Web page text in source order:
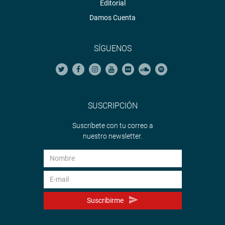
Editorial
Damos Cuenta
SÍGUENOS
SUSCRIPCIÓN
Suscríbete con tu correo a
nuestro newsletter.
Suscribirme